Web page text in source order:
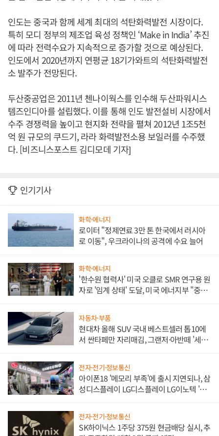
인도는 중국과 함께 세계 최대의 석탄화력발전 시장이다.
특히 모디 정부의 제조업 육성 정책인 ‘Make in India’ 추진
에 따라 전력수요가 지속적으로 증가할 것으로 예상된다.
인도에서 2020년까지 연평균 18기가와트의 석탄화력발전
소 발주가 전망된다.
두산중공업은 2011년 첸나이웍스를 인수해 두산파워시스
템즈인디아를 설립했다. 이를 통해 인도 발전설비 시장에서
수주 경쟁력을 높이고 현지화 전략을 펼쳐 2012년 1조5천
억 원 규모의 쿠드기, 라라 화력발전소용 보일러를 수주했
다. [비즈니스포스트 김디모데 기자]
인기기사
화학·에너지
로이터 "정제연료 3만 톤 한국에서 러시아
로 이동", 우크라이나의 공격에 수요 늘어
화학·에너지
'한수원 협력사' 미국 오클로 SMR 연구용 원
자로 '임계 상태' 도달, 미국 에너지부 "중요
자동차·부품
현대차 올해 SUV 국내 베스트셀러 톱10에
서 싼타페만 자리매김, 그랜저·아반떼 '세단
전자·전기·정보통신
아이폰18 '메모리 부족'에 출시 지연되나, 삼
성디스플레이 LG디스플레이 LG이노텍 '탈
전자·전기·정보통신
SK하이닉스 1주당 375원 현금배당 실시, 추